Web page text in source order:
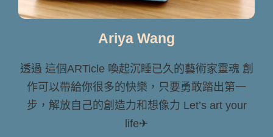
Ariya Wang
透過 這個ARTicle 喚起沉睡已久的藝術家靈魂 創
作可以帶給你很多的快樂，只要勇敢踏出第一
步，解放自己的創造力和想像力 Let’s art your
life✈